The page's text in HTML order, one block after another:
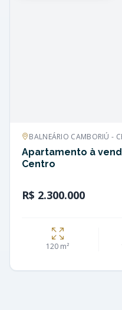
BALNEÁRIO CAMBORIÚ -
Apartamento à
Centro
R$ 2.300.000
120 m²